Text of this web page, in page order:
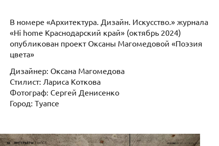
В номере «Архитектура. Дизайн. Искусство.» журнала
«Hi home Краснодарский край» (октябрь 2024)
опубликован проект Оксаны Магомедовой «Поэзия
цвета»
Дизайнер: Оксана Магомедова
Стилист: Лариса Коткова
Фотограф: Сергей Денисенко
Город: Туапсе